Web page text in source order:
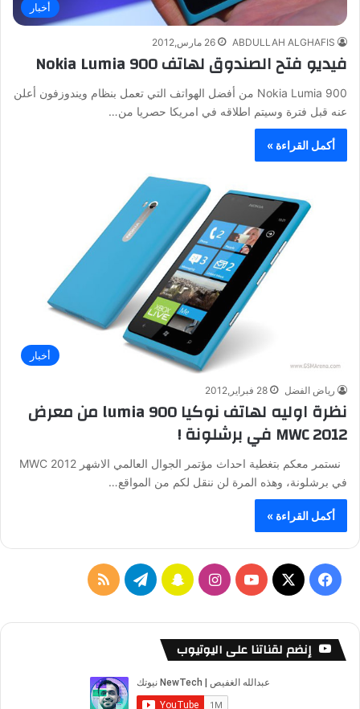
أخبار
ABDULLAH ALGHAFIS 26 مارس,2012
فيديو فتح الصندوق لهاتف Nokia Lumia 900
Nokia Lumia 900 من أفضل الهواتف التي تعمل بنظام ويندوزفون أعلن
عنه قبل فترة وسيتم اطلاقه في امريكا حصريا من…
أكمل القراءة »
أخبار
رياض الفضل 28 فبراير,2012
نظرة اوليه لهاتف نوكيا lumia 900 من معرض
MWC 2012 في برشلونة !
نستمر معكم بتغطية احداث مؤتمر الجوال العالمي الاشهر MWC 2012
في برشلونة، وهذه المرة لن ننقل لكم من المواقع…
أكمل القراءة »
س
o
u
س
ت
س
ا
ب
ق
ص
إنضم لقناتنا على اليوتيوب